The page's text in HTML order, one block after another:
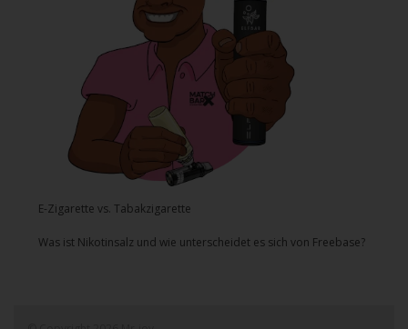
E-Zigarette vs. Tabakzigarette
Was ist Nikotinsalz und wie unterscheidet es sich von Freebase?